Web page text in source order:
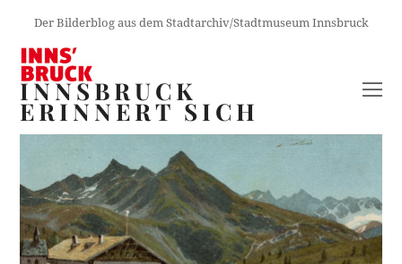
Der Bilderblog aus dem Stadtarchiv/Stadtmuseum Innsbruck
INNSBRUCK
ERINNERT SICH